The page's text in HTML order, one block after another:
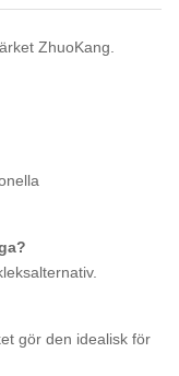
ZhuoKang.
gör den idealisk för